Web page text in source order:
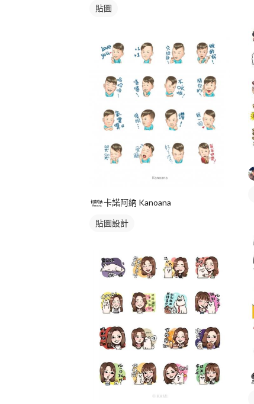
貼圖
卡諾阿納 Kanoana
貼圖設計